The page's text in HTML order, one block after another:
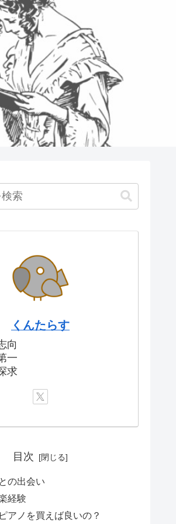
くんたらす
向
一
求
目次
の出会い
経験
アノを買えば良いの？